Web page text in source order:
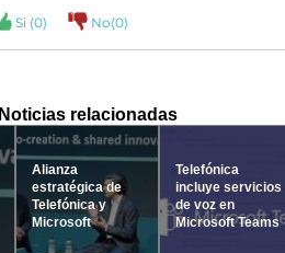
Si (0) No(0)
Noticias relacionadas
Alianza
estratégica de
Telefónica y
Microsoft
Telefónica
incluye servicios
de voz en
Microsoft Teams